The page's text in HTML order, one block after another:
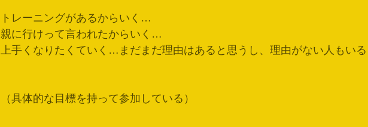
トレーニングがあるからいく…
親に行けって言われたからいく…
上手くなりたくていく…まだまだ理由はあると思うし、理由がない人もい
（具体的な目標を持って参加している）